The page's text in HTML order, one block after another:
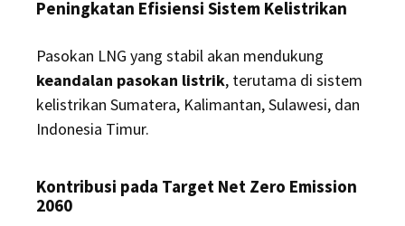
Peningkatan Efisiensi Sistem Kelistrikan
Pasokan LNG yang stabil akan mendukung
keandalan pasokan listrik, terutama di sistem
kelistrikan Sumatera, Kalimantan, Sulawesi, dan
Indonesia Timur.
Kontribusi pada Target Net Zero Emission
2060